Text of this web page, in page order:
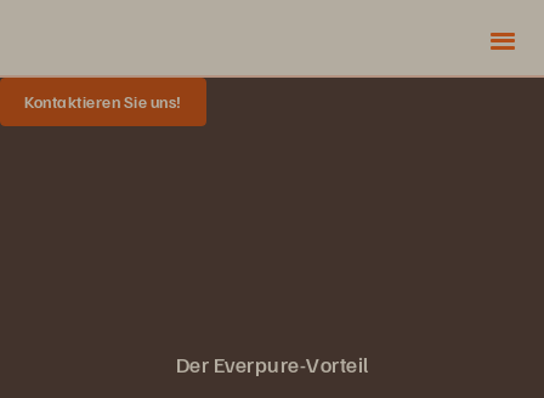
Kontaktieren Sie uns!
Der Everpure-Vorteil